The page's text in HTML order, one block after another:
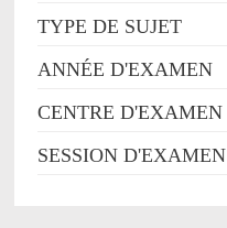
TYPE DE SUJET
ANNÉE D'EXAMEN
CENTRE D'EXAMEN
SESSION D'EXAMEN